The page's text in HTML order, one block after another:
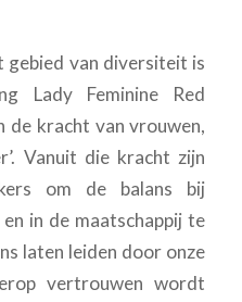
gebied van diversiteit is
Lady Feminine Red
de kracht van vrouwen,
Vanuit die kracht zijn
om de balans bij
in de maatschappij te
laten leiden door onze
vertrouwen wordt